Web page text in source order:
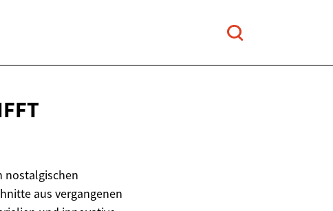
nostalgischen
aus vergangenen